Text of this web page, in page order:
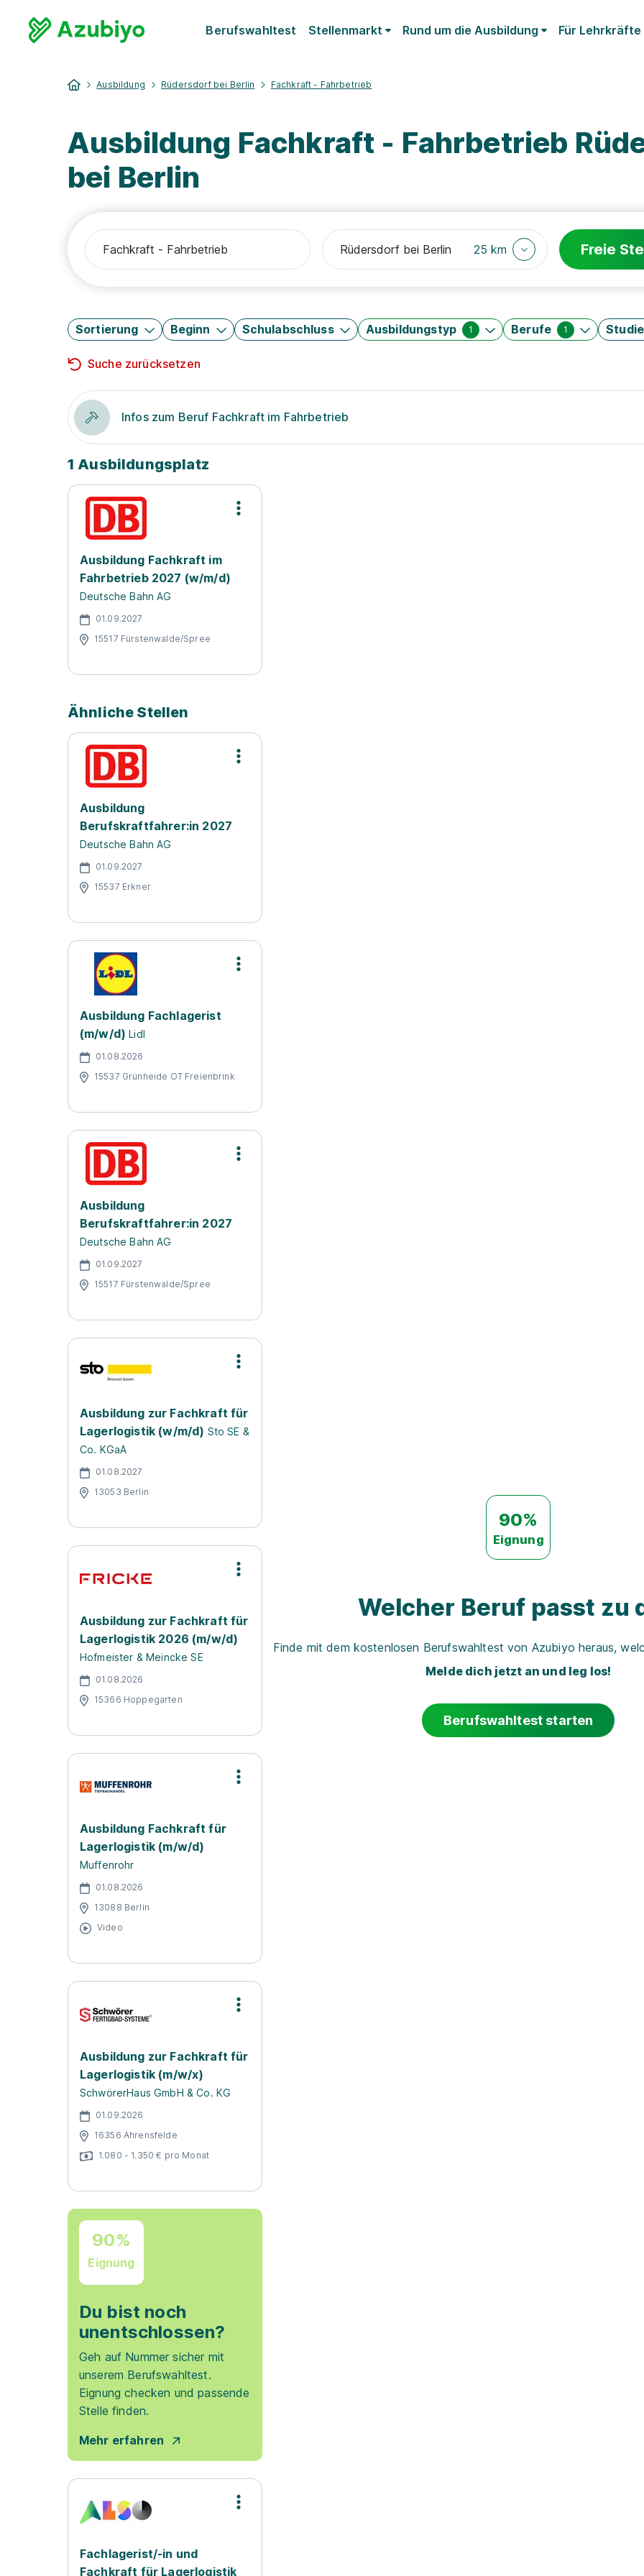
Berufswahltest Stellenmarkt Rund um die Ausbildung Für Lehrkräfte
Ausbildung Rüdersdorf bei Berlin Fachkraft - Fahrbetrieb
Ausbildung Fachkraft - Fahrbetrieb
bei Berlin
25 km Freie
Sortierung Beginn Schulabschluss Ausbildungstyp 1 Berufe 1
Suche zurücksetzen
Infos zum Beruf Fachkraft im Fahrbetrieb
1 Ausbildungsplatz
Ausbildung Fachkraft im
Fahrbetrieb 2027 (w/m/d)
Deutsche Bahn AG
01.09.2027
15517 Fürstenwalde/Spree
Ähnliche Stellen
Ausbildung
Berufskraftfahrer:in 2027
Deutsche Bahn AG
01.09.2027
15537 Erkner
Ausbildung Fachlagerist
(m/w/d) Lidl
01.08.2026
15537 Grünheide OT Freienbrink
Ausbildung
Berufskraftfahrer:in 2027
Deutsche Bahn AG
01.09.2027
15517 Fürstenwalde/Spree
Ausbildung zur Fachkraft für
Lagerlogistik (w/m/d) Sto SE &
Co. KGaA
01.08.2027
13053 Berlin
Ausbildung zur Fachkraft für
Lagerlogistik 2026 (m/w/d)
Hofmeister & Meincke SE
01.08.2026
15366 Hoppegarten
Ausbildung Fachkraft für
Lagerlogistik (m/w/d)
Muffenrohr
01.08.2026
13088 Berlin
Video
Ausbildung zur Fachkraft für
Lagerlogistik (m/w/x)
SchwörerHaus GmbH & Co. KG
01.09.2026
16356 Ahrensfelde
1.080 - 1.350 € pro Monat
90%
Eignung
Du bist noch
unentschlossen?
Geh auf Nummer sicher mit
unserem Berufswahltest.
Eignung checken und passende
Stelle finden.
Mehr erfahren
Fachlagerist/-in und
Fachkraft für Lagerlogistik
90%
Eignung
Welcher Beruf passt zu
Finde mit dem kostenlosen Berufswahltest von Azubiyo heraus,
Melde dich jetzt an und leg los!
Berufswahltest starten